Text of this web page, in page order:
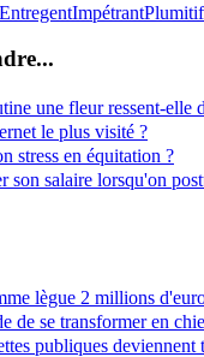
EntregentImpétrantPlumitif
une fleur ressent-elle
le plus visité ?
stress en équitation ?
son salaire lorsqu'on
lègue 2 millions
de se transformer en
publiques deviennent